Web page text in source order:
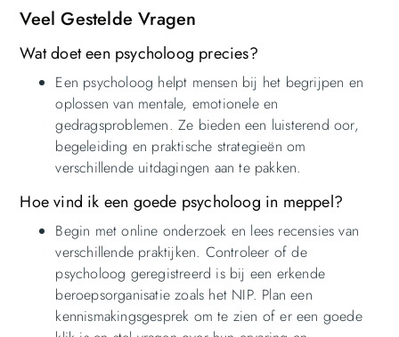
Veel Gestelde Vragen
Wat doet een psycholoog precies?
Een psycholoog helpt mensen bij het begrijpen en
oplossen van mentale, emotionele en
gedragsproblemen. Ze bieden een luisterend oor,
begeleiding en praktische strategieën om
verschillende uitdagingen aan te pakken.
Hoe vind ik een goede psycholoog in meppel?
Begin met online onderzoek en lees recensies van
verschillende praktijken. Controleer of de
psycholoog geregistreerd is bij een erkende
beroepsorganisatie zoals het NIP. Plan een
kennismakingsgesprek om te zien of er een goede